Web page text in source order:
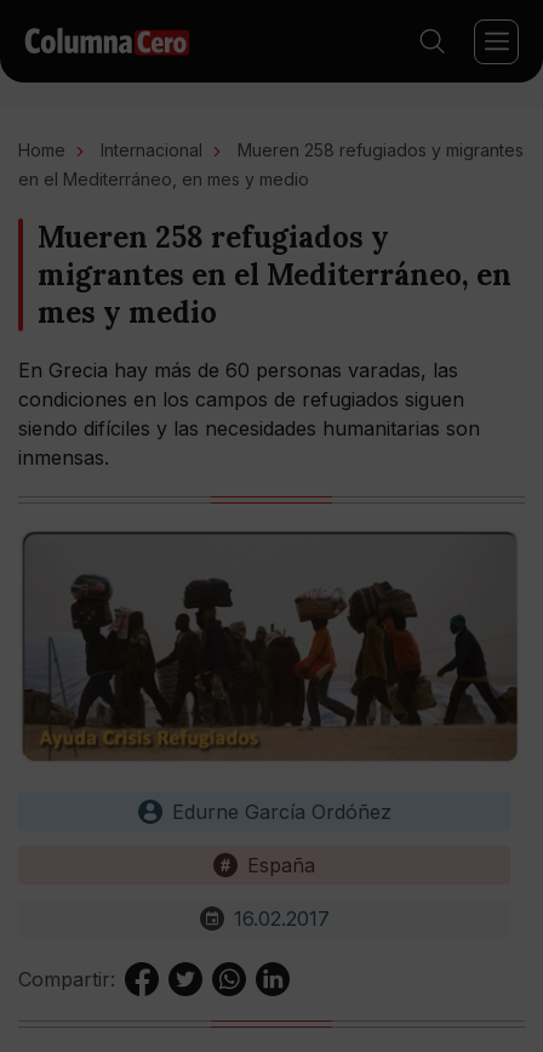
Home Internacional
Mueren 258 refugiados y migrantes
en el Mediterráneo, en mes y medio
Mueren 258 refugiados y
migrantes en el Mediterráneo, en
mes y medio
En Grecia hay más de 60 personas varadas, las
condiciones en los campos de refugiados siguen
siendo difíciles y las necesidades humanitarias son
inmensas.
Edurne García Ordóñez
España
16.02.2017
Compartir: